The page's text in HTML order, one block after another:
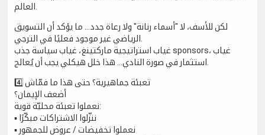
لكن للأسف، لا "أسماء رنانة" ولا رعاة جدد… ما يؤكد أن التسويق
غياب استراتيجية ماركتينغ، غياب سياسة جذب sponsors، غياب
4️⃣ تعبئة جماهيرية؟ حتى هذا ما فمّاش
أضعف الإيمان؟
نعملوا تعبئة محليّة قوية:
▪️ ننزّلوا الاشتراكات مبكّرًا
▪️ نعملوا تخفيضات / عروض للجمهور